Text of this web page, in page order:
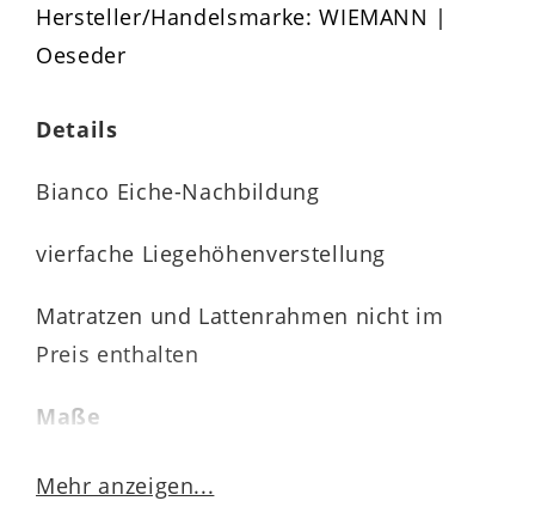
Hersteller/Handelsmarke: WIEMANN |
Oeseder
Details
Bianco Eiche-Nachbildung
vierfache Liegehöhenverstellung
Matratzen und Lattenrahmen nicht im
Preis enthalten
Maße
ca. 189 x 94 x 207 cm (BxHxL)
Mehr anzeigen...